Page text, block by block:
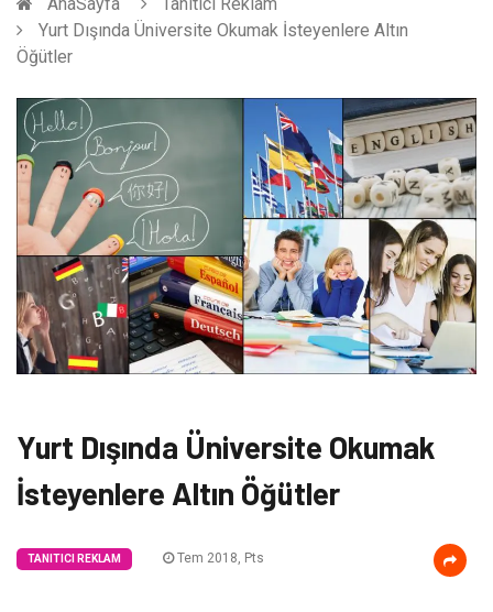
Yurt Dışında Üniversite Okumak İsteyenlere Altın
Öğütler
Yurt Dışında Üniversite Okumak
İsteyenlere Altın Öğütler
TANITICI REKLAM Tem 2018, Pts